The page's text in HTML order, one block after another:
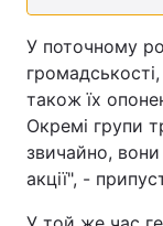
У поточному
також їх
Окремі групи
звичайно, вони
акції", -